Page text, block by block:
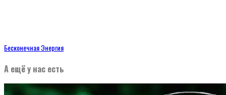
Бесконечная Энергия
А ещё у нас есть